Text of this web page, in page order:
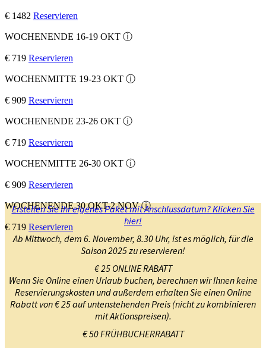
€ 1482 Reservieren
WOCHENENDE 16-19 OKT ⓘ
€ 719 Reservieren
WOCHENMITTE 19-23 OKT ⓘ
€ 909 Reservieren
WOCHENENDE 23-26 OKT ⓘ
€ 719 Reservieren
WOCHENMITTE 26-30 OKT ⓘ
€ 909 Reservieren
WOCHENENDE 30 OKT-2 NOVⓘ
€ 719 Reservieren
Erstellen Sie Ihr eigenes Paket mit Anschlussdatum? Klicken Sie
hier!
Ab Mittwoch, dem 6. November, 8.30 Uhr, ist es möglich, für die
Saison 2025 zu reservieren!
€ 25 ONLINE RABATT
Wenn Sie Online einen Urlaub buchen, berechnen wir Ihnen keine
Reservierungskosten und außerdem erhalten Sie einen Online
Rabatt von € 25 auf untenstehenden Preis (nicht zu kombinieren
mit Aktionspreisen).
€ 50 FRÜHBUCHERRABATT